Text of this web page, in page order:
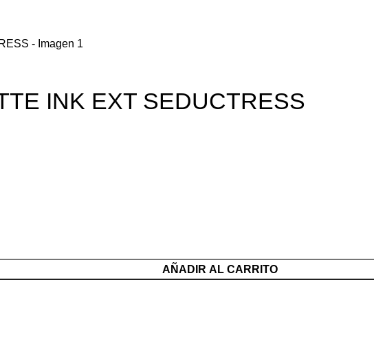
INK EXT SEDUCTRESS
AÑADIR AL CARRITO